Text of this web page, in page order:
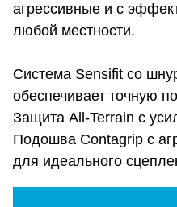
агрессивные и с
любой местности.
Система Sensifit со
обеспечивает точную
Защита All-Terrain с
Подошва Contagrip с
для идеального